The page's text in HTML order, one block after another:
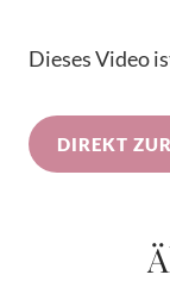
Dieses Video
DIREKT